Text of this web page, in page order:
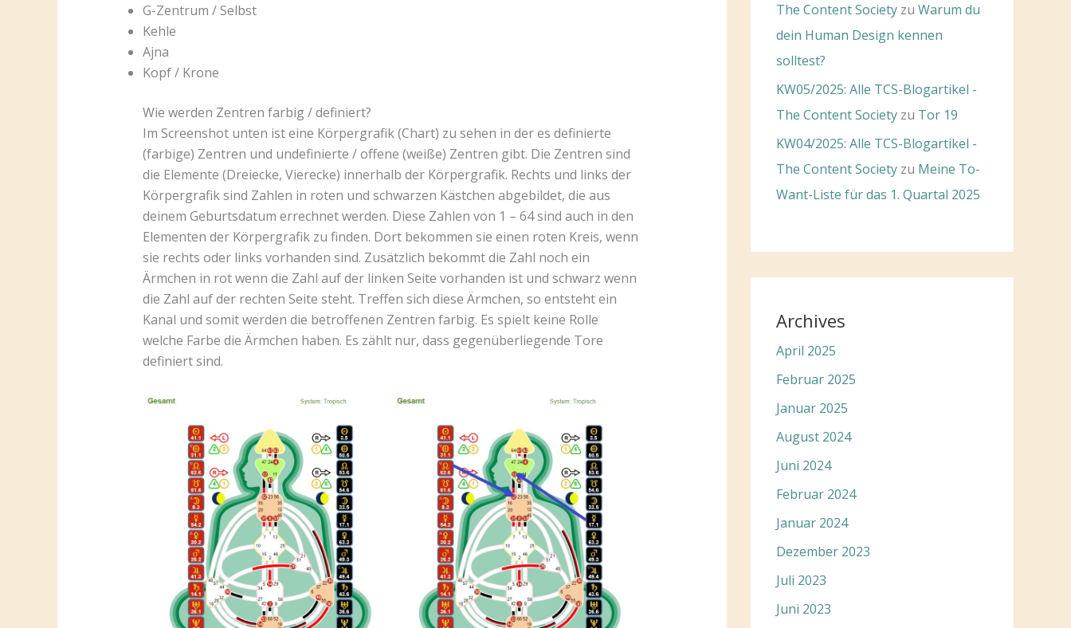
G-Zentrum / Selbst
Kehle
Ajna
Kopf / Krone
Wie werden Zentren farbig / definiert?
Im Screenshot unten ist eine Körpergrafik (Chart) zu sehen in der es definierte
(farbige) Zentren und undefinierte / offene (weiße) Zentren gibt. Die Zentren sind
die Elemente (Dreiecke, Vierecke) innerhalb der Körpergrafik. Rechts und links der
Körpergrafik sind Zahlen in roten und schwarzen Kästchen abgebildet, die aus
deinem Geburtsdatum errechnet werden. Diese Zahlen von 1 – 64 sind auch in den
Elementen der Körpergrafik zu finden. Dort bekommen sie einen roten Kreis, wenn
sie rechts oder links vorhanden sind. Zusätzlich bekommt die Zahl noch ein
Ärmchen in rot wenn die Zahl auf der linken Seite vorhanden ist und schwarz wenn
die Zahl auf der rechten Seite steht. Treffen sich diese Ärmchen, so entsteht ein
Kanal und somit werden die betroffenen Zentren farbig. Es spielt keine Rolle
welche Farbe die Ärmchen haben. Es zählt nur, dass gegenüberliegende Tore
definiert sind.
The Content Society zu Warum du
dein Human Design kennen
solltest?
KW05/2025: Alle TCS-Blogartikel -
The Content Society zu Tor 19
KW04/2025: Alle TCS-Blogartikel -
The Content Society zu Meine To-
Want-Liste für das 1. Quartal 2025
Archives
April 2025
Februar 2025
Januar 2025
August 2024
Juni 2024
Februar 2024
Januar 2024
Dezember 2023
Juli 2023
Juni 2023